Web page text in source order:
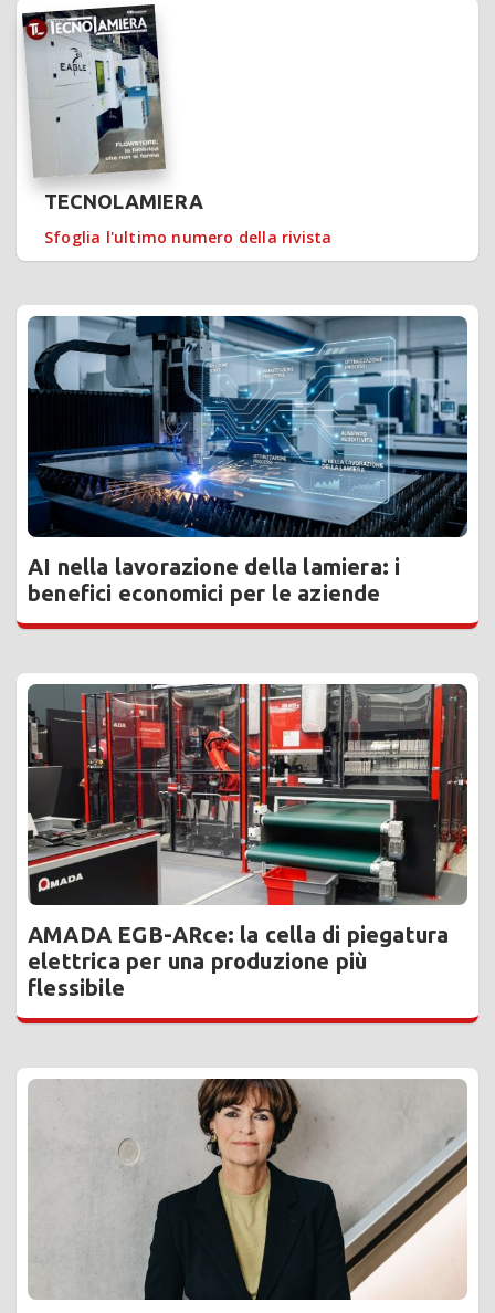
TECNOLAMIERA
Sfoglia l'ultimo numero della rivista
AI nella lavorazione della lamiera: i
benefici economici per le aziende
AMADA EGB-ARce: la cella di piegatura
elettrica per una produzione più
flessibile